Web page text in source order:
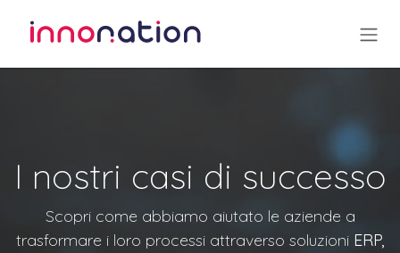
I nostri casi di successo
Scopri come abbiamo aiutato le aziende a
trasformare i loro processi attraverso soluzioni ERP,